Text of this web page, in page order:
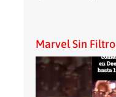
Marvel Sin Filtro